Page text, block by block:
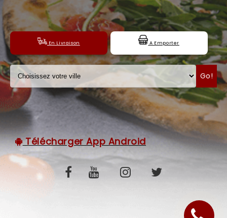
C.G.V
En Livraison A Emporter
Go!
Télécharger App Android